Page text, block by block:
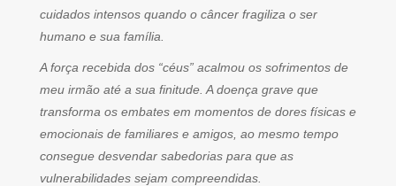
cuidados intensos quando o câncer fragiliza o ser
humano e sua família.
A força recebida dos “céus” acalmou os sofrimentos de
meu irmão até a sua finitude. A doença grave que
transforma os embates em momentos de dores físicas e
emocionais de familiares e amigos, ao mesmo tempo
consegue desvendar sabedorias para que as
vulnerabilidades sejam compreendidas.